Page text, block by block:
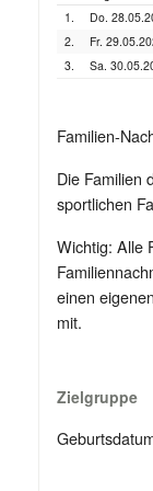
1.
Do.
2.
Fr.
3.
Sa.
Familien-
Die Familien
sportlichen
Wichtig: Alle
einen
mit.
Zielgruppe